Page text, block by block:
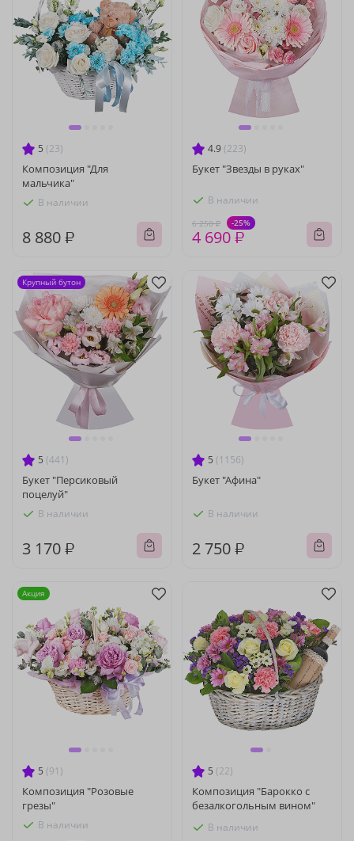
5 (23)
Композиция "Для
мальчика"
В наличии
8 880 ₽
4.9 (223)
Букет "Звезды в руках"
В наличии
6 250 ₽ -25%
4 690 ₽
5 (441)
Букет "Персиковый
поцелуй"
В наличии
3 170 ₽
Крупный бутон
5 (1156)
Букет "Афина"
В наличии
2 750 ₽
5 (91)
Композиция "Розовые
грезы"
В наличии
Акция
5 (22)
Композиция "Барокко с
безалкогольным вином"
В наличии